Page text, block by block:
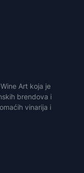
Art koja je
brendova i
vinarija i